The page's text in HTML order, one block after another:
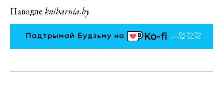
Паводле kniharnia.by